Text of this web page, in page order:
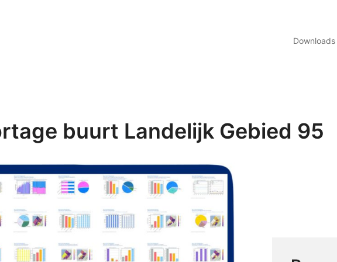
Downloads
buurt Landelijk Gebied 95